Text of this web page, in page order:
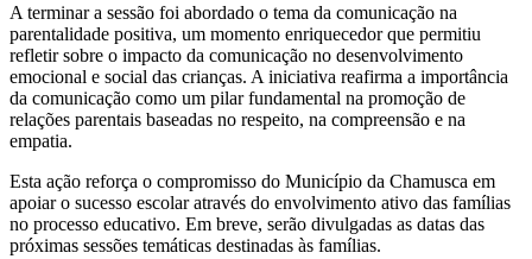
A terminar a sessão foi abordado o tema da comunicação na
parentalidade positiva, um momento enriquecedor que permitiu
refletir sobre o impacto da comunicação no desenvolvimento
emocional e social das crianças. A iniciativa reafirma a importância
da comunicação como um pilar fundamental na promoção de
relações parentais baseadas no respeito, na compreensão e na
empatia.
Esta ação reforça o compromisso do Município da Chamusca em
apoiar o sucesso escolar através do envolvimento ativo das famílias
no processo educativo. Em breve, serão divulgadas as datas das
próximas sessões temáticas destinadas às famílias.